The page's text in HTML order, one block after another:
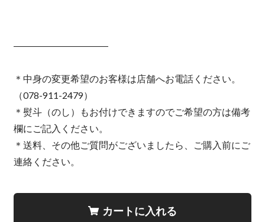
――――――――――
＊中身の変更希望のお客様は店舗へお電話ください。
（078-911-2479）
＊熨斗（のし）もお付けできますのでご希望の方は備考
欄にご記入ください。
＊送料、その他ご質問がございましたら、ご購入前にご
連絡ください。
カートに入れる